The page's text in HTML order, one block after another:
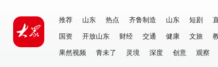
推荐 山东 热点 齐鲁制造 山东 短剧
国资
开放山东 财经 交通 健康 文旅
果然视频
青未了 灵境 深度 创意 观察